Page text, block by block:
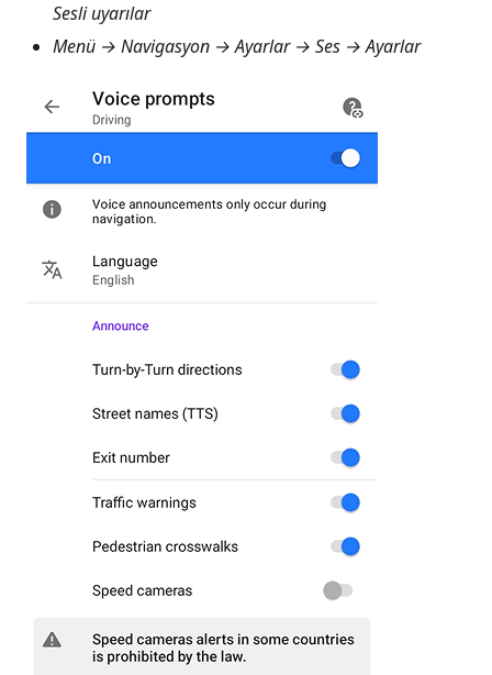
Sesli uyarılar
Menü → Navigasyon → Ayarlar → Ses → Ayarlar